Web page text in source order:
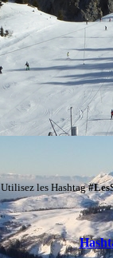
Utilisez les Hashtag